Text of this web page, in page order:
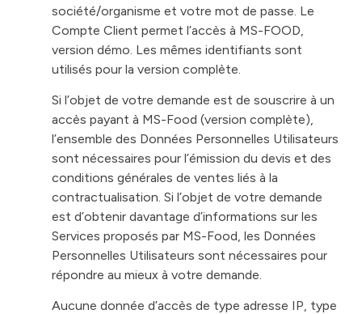
société/organisme et votre mot de passe. Le
Compte Client permet l’accès à MS-FOOD,
version démo. Les mêmes identifiants sont
utilisés pour la version complète.
Si l’objet de votre demande est de souscrire à un
accès payant à MS-Food (version complète),
l’ensemble des Données Personnelles Utilisateurs
sont nécessaires pour l’émission du devis et des
conditions générales de ventes liés à la
contractualisation. Si l’objet de votre demande
est d’obtenir davantage d’informations sur les
Services proposés par MS-Food, les Données
Personnelles Utilisateurs sont nécessaires pour
répondre au mieux à votre demande.
Aucune donnée d’accès de type adresse IP, type